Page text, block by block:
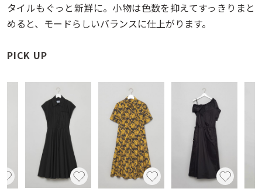
タイルもぐっと新鮮に。小物は色数を抑えてすっきりまと
めると、モードらしいバランスに仕上がります。
PICK UP